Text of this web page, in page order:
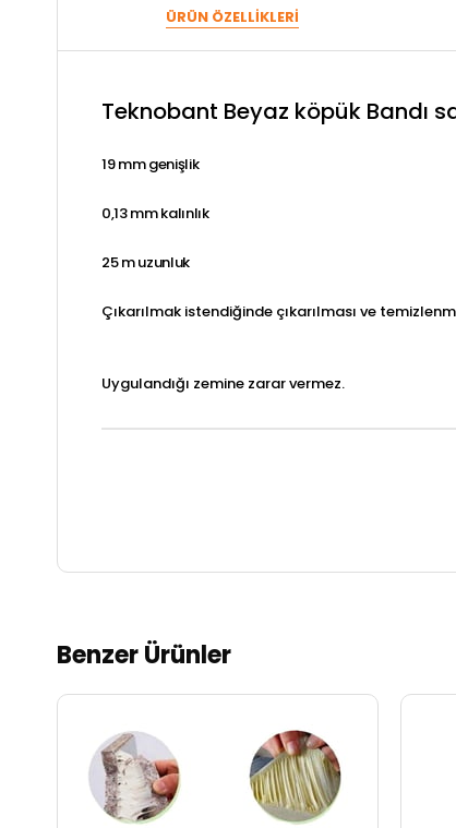
ÜRÜN ÖZELLIKLERI
Teknobant Beyaz köpük Bandı
19 mm genişlik
0,13 mm kalınlık
25 m uzunluk
Çıkarılmak istendiğinde çıkarılması ve
Uygulandığı zemine zarar vermez.
Benzer Ürünler